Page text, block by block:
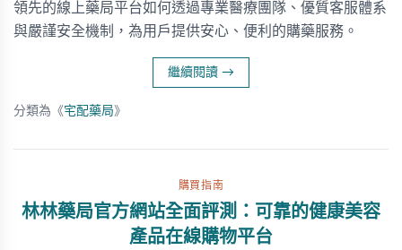
領先的線上藥局平台如何透過專業醫療團隊、優質客服體系
與嚴謹安全機制，為用戶提供安心、便利的購藥服務。
繼續閱讀 →
分類為《宅配藥局》
購買指南
林林藥局官方網站全面評測：可靠的健康美容
產品在線購物平台